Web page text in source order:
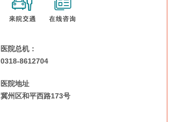
医院地址
冀州区和平西路173号
医院总机：
0318-8612704